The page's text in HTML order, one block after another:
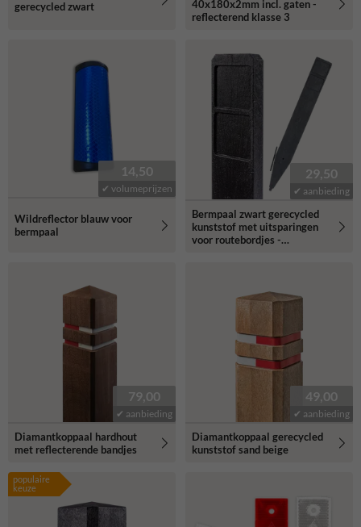
gerecycled zwart
40x180x2mm incl. gaten -
reflecterend klasse 3
14,50
✔ volumeprijzen
Wildreflector blauw voor
bermpaal
29,50
✔ aanbieding
Bermpaal zwart gerecycled
kunststof met uitsparingen
voor routebordjes -
79,00
✔ aanbieding
Diamantkoppaal hardhout
met reflecterende bandjes
49,00
✔ aanbieding
Diamantkoppaal gerecycled
kunststof sand beige
populaire
keuze